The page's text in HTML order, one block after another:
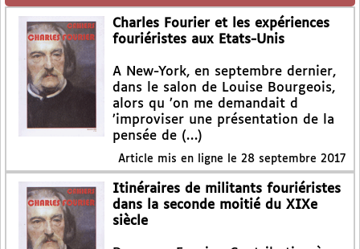
Charles Fourier et les expériences
fouriéristes aux Etats-Unis
A New-York, en septembre dernier,
dans le salon de Louise Bourgeois,
alors qu ’on me demandait d
’improviser une présentation de la
pensée de (…)
Article mis en ligne le 28 septembre 2017
Itinéraires de militants fouriéristes
dans la seconde moitié du XIXe
siècle